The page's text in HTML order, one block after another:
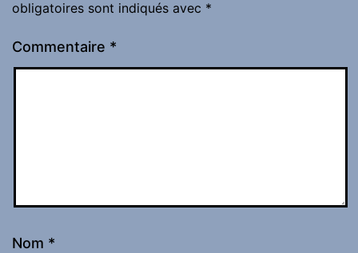
obligatoires sont indiqués avec *
Commentaire *
Nom *